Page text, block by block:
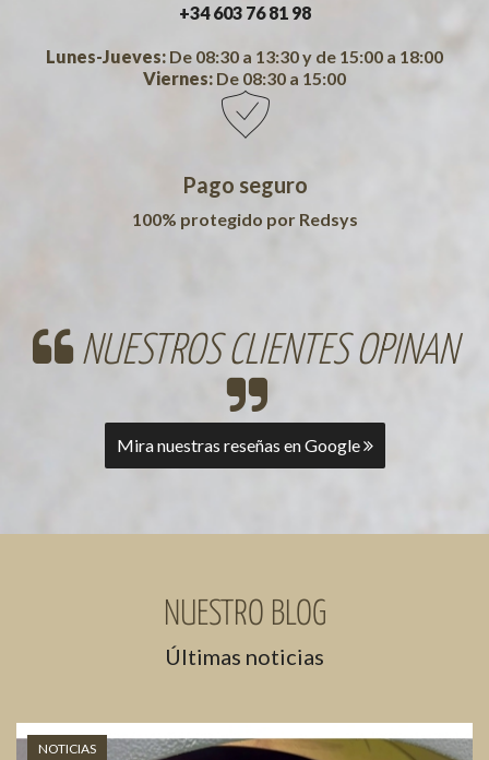
+34 603 76 81 98
Lunes-Jueves: De 08:30 a 13:30 y de 15:00 a 18:00
Viernes: De 08:30 a 15:00
Pago seguro
100% protegido por Redsys
NUESTROS CLIENTES OPINAN
Mira nuestras reseñas en Google
NUESTRO BLOG
Últimas noticias
NOTICIAS